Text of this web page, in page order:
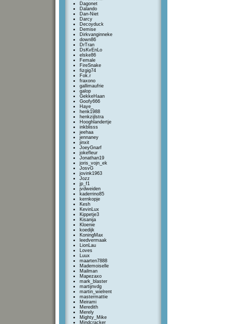
Dagonet
Dalando
Dan-Niet
Darcy
Decoyduck
Demise
Dirkvanginneke
down86
DrTran
DsKvEnLo
elske86
Female
FireSnake
fizgig74
Fok.r
fraxono
gallimaufrie
galop
GekkeHaan
Goofy666
Haye_
henk1988
henkzijlstra
Hooghlandertje
inkblisss
jeehaa
jennaney
jinxit
JoeyGnarf
jokefleur
Jonathan19
joris_vojn_ek
JosvG
jovink1963
Jozz
jp_f1
jvdweiden
kaderrino85
kernkopje
Kesh
KevinLux
Kippetje3
Kisanija
Kloenie
koedijk
KoningMax
leedvermaak
LionLau
Loves
Luux
maarten7888
Mademoiselle
Mailman
Mapezaxo
mark_blaster
martijnvdg
martin_wielrent
mastermattie
Meirami
Meredith
Merely
Mighty_Mike
Mindcracker